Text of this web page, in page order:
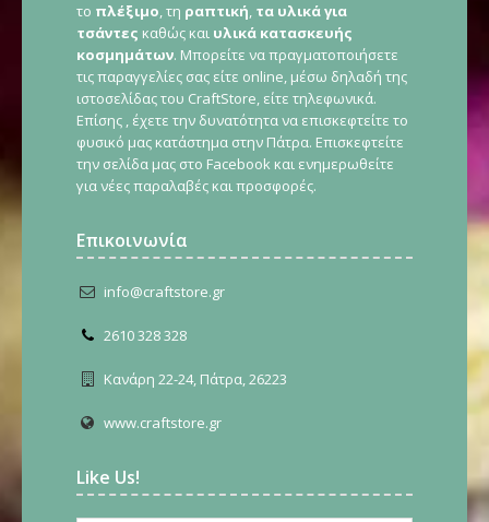
το πλέξιμο, τη ραπτική, τα υλικά για
τσάντες καθώς και υλικά κατασκευής
κοσμημάτων. Μπορείτε να πραγματοποιήσετε
τις παραγγελίες σας είτε online, μέσω δηλαδή της
ιστοσελίδας του CraftStore, είτε τηλεφωνικά.
Επίσης , έχετε την δυνατότητα να επισκεφτείτε το
φυσικό μας κατάστημα στην Πάτρα. Επισκεφτείτε
την σελίδα μας στο Facebook και ενημερωθείτε
για νέες παραλαβές και προσφορές.
Επικοινωνία
info@craftstore.gr
2610 328 328
Κανάρη 22-24, Πάτρα, 26223
www.craftstore.gr
Like Us!